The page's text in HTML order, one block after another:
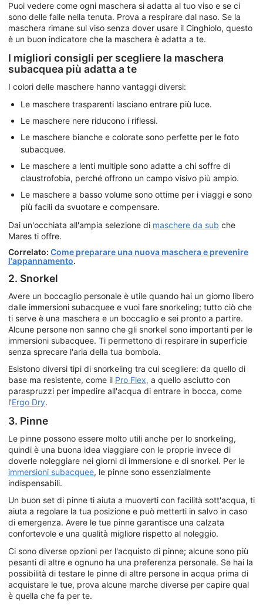
Puoi vedere come ogni maschera si adatta al tuo viso e se ci
sono delle falle nella tenuta. Prova a respirare dal naso. Se la
maschera rimane sul viso senza dover usare il Cinghiolo, questo
è un buon indicatore che la maschera è adatta a te.
I migliori consigli per scegliere la maschera
subacquea più adatta a te
I colori delle maschere hanno vantaggi diversi:
Le maschere trasparenti lasciano entrare più luce.
Le maschere nere riducono i riflessi.
Le maschere bianche e colorate sono perfette per le foto
subacquee.
Le maschere a lenti multiple sono adatte a chi soffre di
claustrofobia, perché offrono un campo visivo più ampio.
Le maschere a basso volume sono ottime per i viaggi e sono
più facili da svuotare e compensare.
Dai un'occhiata all'ampia selezione di maschere da sub che
Mares ti offre.
Correlato: Come preparare una nuova maschera e prevenire
l'appannamento.
2. Snorkel
Avere un boccaglio personale è utile quando hai un giorno libero
dalle immersioni subacquee e vuoi fare snorkeling; tutto ciò che
ti serve è una maschera e un boccaglio e sei pronto a partire.
Alcune persone non sanno che gli snorkel sono importanti per le
immersioni subacquee. Ti permettono di respirare in superficie
senza sprecare l'aria della tua bombola.
Esistono diversi tipi di snorkeling tra cui scegliere: da quello di
base ma resistente, come il Pro Flex, a quello asciutto con
paraspruzzi per impedire all'acqua di entrare in bocca, come
l'Ergo Dry.
3. Pinne
Le pinne possono essere molto utili anche per lo snorkeling,
quindi è una buona idea viaggiare con le proprie invece di
doverle noleggiare nei giorni di immersione e di snorkel. Per le
immersioni subacquee, le pinne sono essenzialmente
indispensabili.
Un buon set di pinne ti aiuta a muoverti con facilità sott'acqua, ti
aiuta a regolare la tua posizione e può metterti in salvo in caso
di emergenza. Avere le tue pinne garantisce una calzata
confortevole e una qualità migliore rispetto al noleggio.
Ci sono diverse opzioni per l'acquisto di pinne; alcune sono più
pesanti di altre e ognuno ha una preferenza personale. Se hai la
possibilità di testare le pinne di altre persone in acqua prima di
acquistare le tue, prova alcune marche diverse per capire qual
è quella che fa per te.